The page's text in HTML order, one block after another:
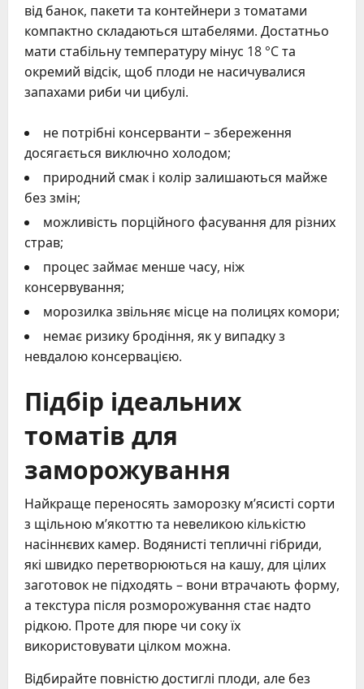
від банок, пакети та контейнери з томатами
компактно складаються штабелями. Достатньо
мати стабільну температуру мінус 18 °C та
окремий відсік, щоб плоди не насичувалися
запахами риби чи цибулі.
не потрібні консерванти – збереження
досягається виключно холодом;
природний смак і колір залишаються майже
без змін;
можливість порційного фасування для різних
страв;
процес займає менше часу, ніж
консервування;
морозилка звільняє місце на полицях комори;
немає ризику бродіння, як у випадку з
невдалою консервацією.
Підбір ідеальних
томатів для
заморожування
Найкраще переносять заморозку м’ясисті сорти
з щільною м’якоттю та невеликою кількістю
насіннєвих камер. Водянисті тепличні гібриди,
які швидко перетворюються на кашу, для цілих
заготовок не підходять – вони втрачають форму,
а текстура після розморожування стає надто
рідкою. Проте для пюре чи соку їх
використовувати цілком можна.
Відбирайте повністю достиглі плоди, але без